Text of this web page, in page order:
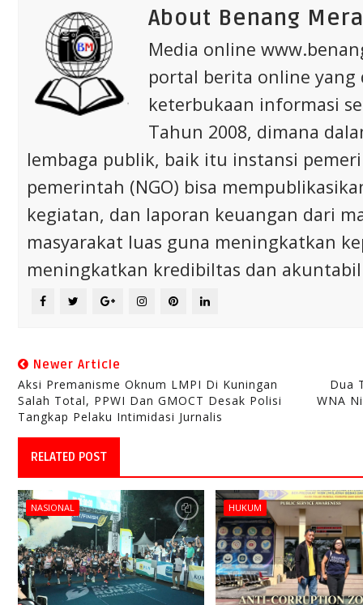
About Benang
Media online
portal berita online
keterbukaan informasi
Tahun 2008, dimana
lembaga publik, baik itu instansi
pemerintah (NGO) bisa
kegiatan, dan laporan keuangan dari
masyarakat luas guna meningkatkan
meningkatkan kredibiltas dan
Newer Article
Aksi Premanisme Oknum LMPI Di Kuningan
Salah Total, PPWI Dan GMOCT Desak Polisi
Tangkap Pelaku Intimidasi Jurnalis
Dua
WNA
RELATED POST
NASIONAL HUKUM